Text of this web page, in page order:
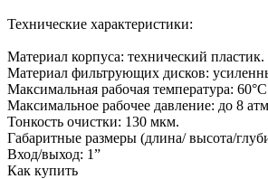
Технические характеристики:
Материал корпуса: технический пластик.
Материал фильтрующих дисков:
Максимальная рабочая температура:
Максимальное рабочее давление: до 8
Тонкость очистки: 130 мкм.
Габаритные размеры (длина/ высота/
Вход/выход: 1”
Как купить